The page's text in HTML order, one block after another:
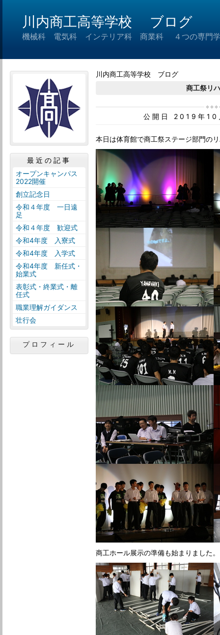
川内商工高等学校 ブログ
機械科 電気科 インテリア科 商業科 ４つの専門学
川内商工高等学校 ブログ
商工祭リ
公開日 2019年
本日は体育館で商工祭ステージ部門の
商工ホール展示の準備も始まりました。
最近の記事
オープンキャンパス
2022開催
創立記念日
令和４年度 一日遠
足
令和４年度 歓迎式
令和4年度 入寮式
令和4年度 入学式
令和4年度 新任式・
始業式
表彰式・終業式・離
任式
職業理解ガイダンス
壮行会
プロフィール